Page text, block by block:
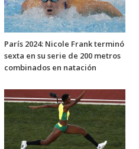
París 2024: Nicole Frank terminó
sexta en su serie de 200 metros
combinados en natación